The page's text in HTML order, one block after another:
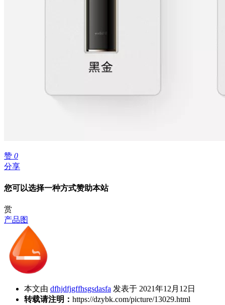
赞 0
分享
您可以选择一种方式赞助本站
赏
产品图
本文由 dfhjdfjgffhsgsdasfa 发表于 2021年12月12日
转载请注明： https://dzybk.com/picture/13029.html